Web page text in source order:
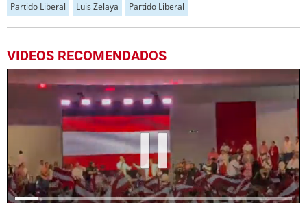
Partido Liberal Luis Zelaya Partido Liberal
VIDEOS RECOMENDADOS